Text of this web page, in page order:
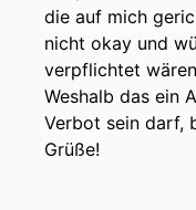
die auf mich
nicht okay und
verpflichtet
Weshalb das ein
Verbot sein darf,
Grüße!